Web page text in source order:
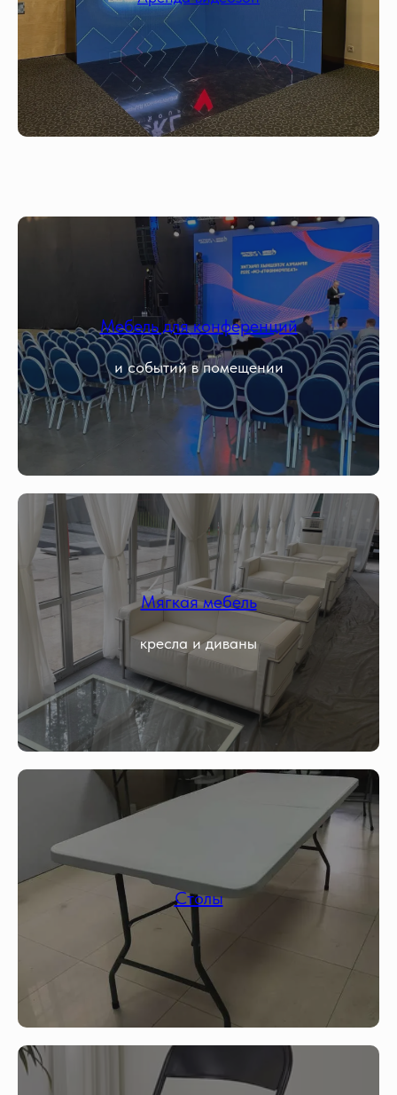
Мебель для конференций
и событий в помещении
Мягкая мебель
кресла и диваны
Столы